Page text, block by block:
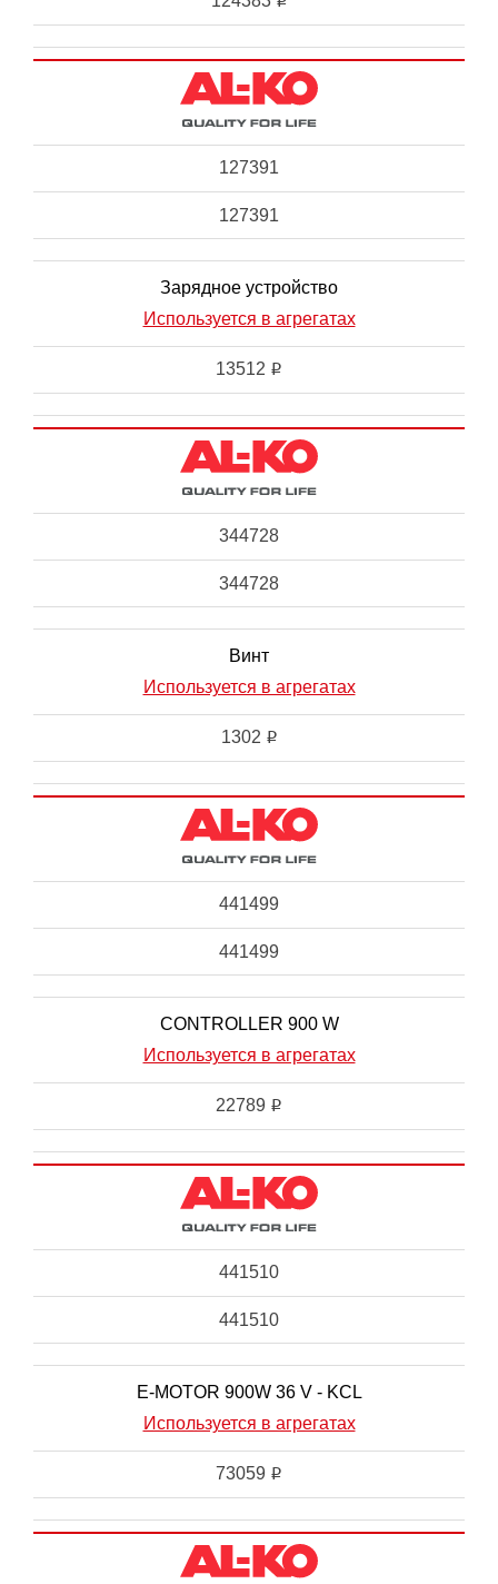
127391
127391
Зарядное устройство
Используется в агрегатах
13512 i
344728
344728
Винт
Используется в агрегатах
1302 i
441499
441499
CONTROLLER 900 W
Используется в агрегатах
22789 i
441510
441510
E-MOTOR 900W 36 V - KCL
Используется в агрегатах
73059 i